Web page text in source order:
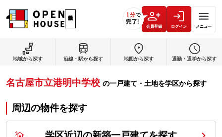
会員登録 ログイン メニュー
地域から探す 沿線・駅から探す 地図から探す 通勤・通学から探す
名古屋市立港明中学校 の一戸建て・土地を学区から探す
周辺の物件を探す